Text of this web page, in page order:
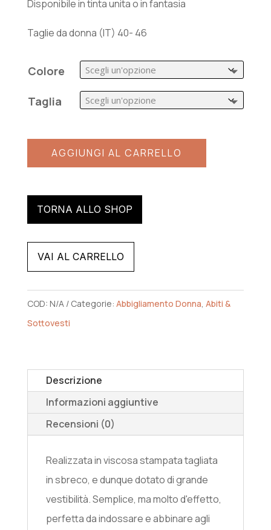
Disponibile in tinta unita o in fantasia
Taglie da donna (IT) 40- 46
Colore
Taglia
AGGIUNGI AL CARRELLO
t
e
n
a
t
v
TORNA ALLO SHOP
VAI AL CARRELLO
COD: N/A Categorie: Abbigliamento Donna, Abiti &
Sottovesti
Descrizione
Informazioni aggiuntive
Recensioni (0)
Realizzata in viscosa stampata tagliata
in sbreco, e dunque dotato di grande
vestibilità. Semplice, ma molto d'effetto,
perfetta da indossare e abbinare agli